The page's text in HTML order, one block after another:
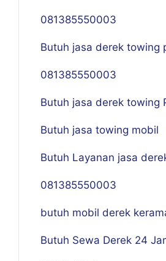
081385550003
Butuh jasa derek towing
081385550003
Butuh jasa derek towing
Butuh jasa towing mobil
Butuh Layanan jasa
081385550003
butuh mobil derek
Butuh Sewa Derek 24